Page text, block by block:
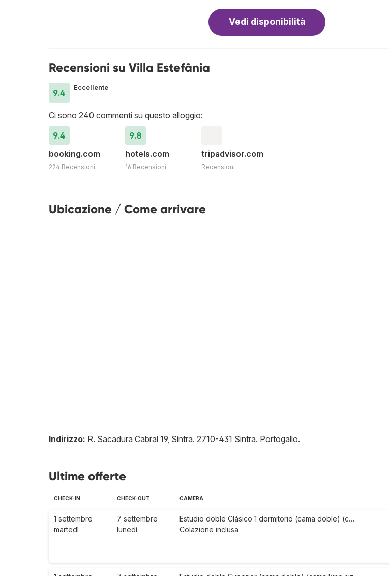
Vedi disponibilità
Recensioni su Villa Estefânia
9.4
Eccellente
Ci sono 240 commenti su questo alloggio:
9.4
booking.com
224 Recensioni
9.8
hotels.com
16 Recensioni
tripadvisor.com
Recensioni
Ubicazione / Come arrivare
Indirizzo: R. Sacadura Cabral 19, Sintra. 2710-431 Sintra. Portogallo.
Ultime offerte
CHECK-IN CHECK-OUT CAMERA
1 settembre
martedì
7 settembre
lunedì
Estudio doble Clásico 1 dormitorio (cama doble) (c…
Colazione inclusa